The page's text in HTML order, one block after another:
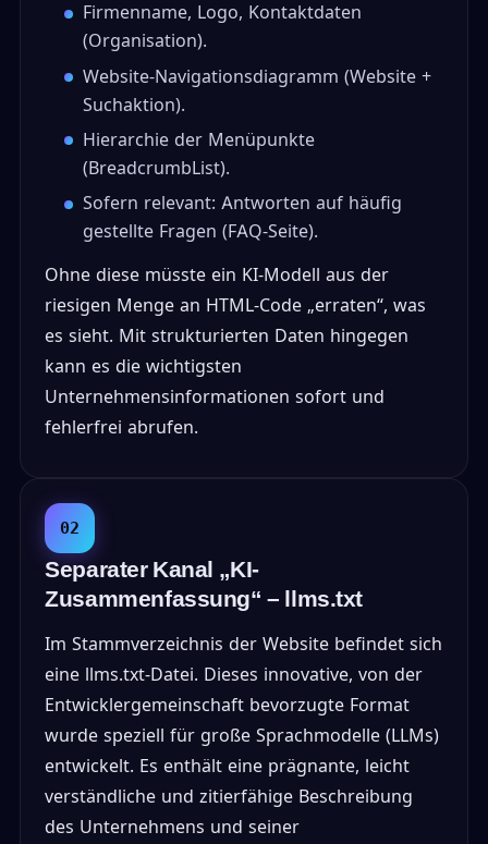
Firmenname, Logo, Kontaktdaten
(Organisation).
Website-Navigationsdiagramm (Website +
Suchaktion).
Hierarchie der Menüpunkte
(BreadcrumbList).
Sofern relevant: Antworten auf häufig
gestellte Fragen (FAQ-Seite).
Ohne diese müsste ein KI-Modell aus der
riesigen Menge an HTML-Code „erraten“, was
es sieht. Mit strukturierten Daten hingegen
kann es die wichtigsten
Unternehmensinformationen sofort und
fehlerfrei abrufen.
02
Separater Kanal „KI-
Zusammenfassung“ – llms.txt
Im Stammverzeichnis der Website befindet sich
eine llms.txt-Datei. Dieses innovative, von der
Entwicklergemeinschaft bevorzugte Format
wurde speziell für große Sprachmodelle (LLMs)
entwickelt. Es enthält eine prägnante, leicht
verständliche und zitierfähige Beschreibung
des Unternehmens und seiner